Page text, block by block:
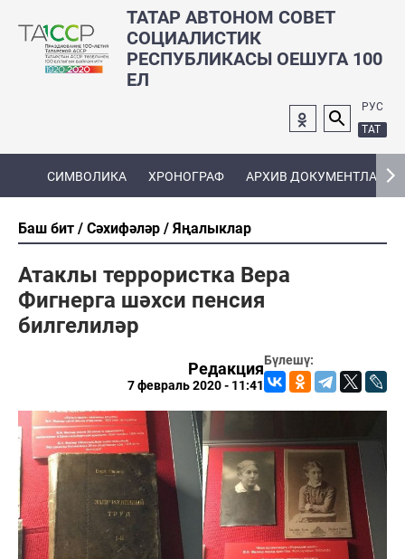
ТАТАР АВТОНОМ СОВЕТ
СОЦИАЛИСТИК
РЕСПУБЛИКАСЫ ОЕШУГА 100
ЕЛ
РУС
ТАТ
СИМВОЛИКА ХРОНОГРАФ АРХИВ ДОКУМЕНТЛАРЫ
Баш бит Сәхифәләр Яңалыклар
Атаклы террористка Вера
Фигнерга шәхси пенсия
билгелиләр
Бүлешү:
Редакция
7 февраль 2020 - 11:41